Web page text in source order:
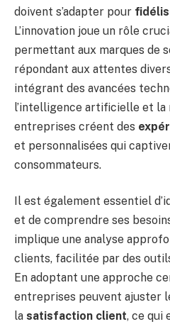
doivent s’adapter pour
L’innovation joue un rôle
permettant aux marques de
répondant aux attentes
intégrant des avancées
l’intelligence artificielle et la
entreprises créent des
et personnalisées qui
consommateurs.
Il est également essentiel
et de comprendre ses
implique une analyse
clients, facilitée par des
En adoptant une approche
entreprises peuvent ajuster
la satisfaction client, ce qui